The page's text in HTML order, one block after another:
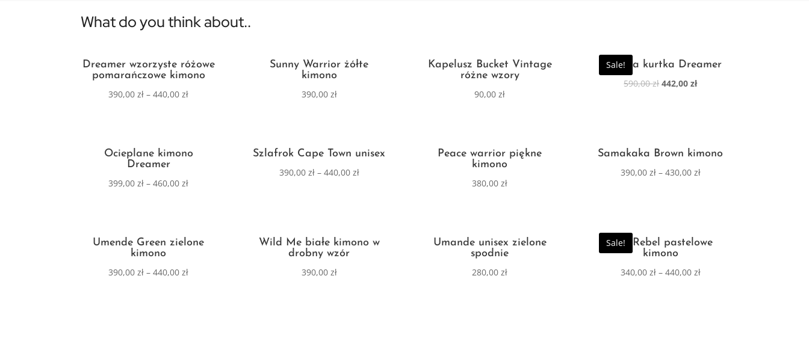
What do you think about..
Dreamer wzorzyste różowe
pomarańczowe kimono
390,00zł –440,00zł
Sunny Warrior żółte
kimono
390,00 zł
Kapelusz Bucket Vintage
różne wzory
90,00zł
Sale!
Zimowa kurtka Dreamer
590,00zł 442,00zł
Ocieplane kimono
Dreamer
399,00zł –460,00zł
Szlafrok Cape Town unisex
390,00 zł– 440,00 zł
Peace warrior piękne
kimono
380,00zł
Samakaka Brown kimono
390,00 zł– 430,00 zł
Umende Green zielone
kimono
390,00zł –440,00zł
Wild Me białe kimono w
drobny wzór
390,00 zł
Umande unisex zielone
spodnie
280,00zł
Sale!
Pink Rebel pastelowe
kimono
340,00 zł– 440,00 zł